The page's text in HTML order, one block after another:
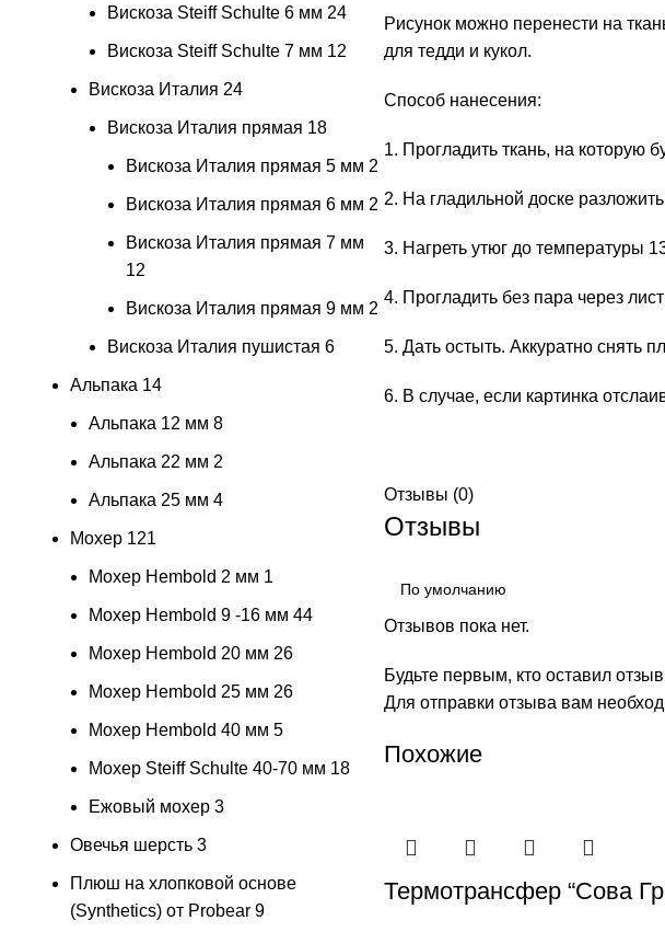
Рисунок можно перенести на
для тедди и кукол.
Способ нанесения:
1. Прогладить ткань, на которую
2. На гладильной доске
3. Нагреть утюг до температуры
4. Прогладить без пара через
5. Дать остыть. Аккуратно снять
6. В случае, если картинка
Отзывы (0)
Отзывы
Отзывов пока нет.
Будьте первым, кто оставил
Для отправки отзыва вам
Похожие
Термотрансфер “Сова
Вискоза Steiff Schulte 6 мм 24
Вискоза Steiff Schulte 7 мм 12
Вискоза Италия 24
Вискоза Италия прямая 18
Вискоза Италия прямая 5 мм 2
Вискоза Италия прямая 6 мм 2
Вискоза Италия прямая 7 мм
12
Вискоза Италия прямая 9 мм 2
Вискоза Италия пушистая 6
Альпака 14
Альпака 12 мм 8
Альпака 22 мм 2
Альпака 25 мм 4
Мохер 121
Мохер Hembold 2 мм 1
Мохер Hembold 9 -16 мм 44
Мохер Hembold 20 мм 26
Мохер Hembold 25 мм 26
Мохер Hembold 40 мм 5
Мохер Steiff Schulte 40-70 мм 18
Ежовый мохер 3
Овечья шерсть 3
Плюш на хлопковой основе
(Synthetics) от Probear 9